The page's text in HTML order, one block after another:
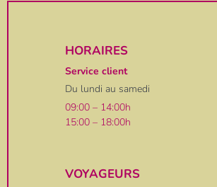
HORAIRES
Service client
Du lundi au samedi
09:00 – 14:00h
15:00 – 18:00h
VOYAGEURS